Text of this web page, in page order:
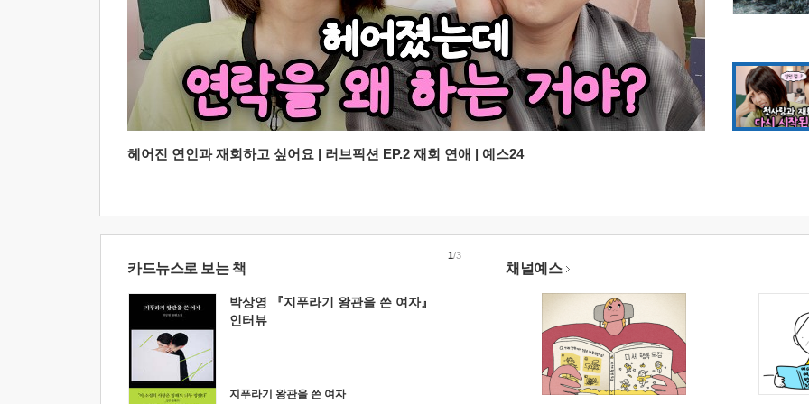
헤어진 연인과 재회하고 싶어요 | 러브픽션 EP.2 재회 연애 | 예스24
카드뉴스로 보는 책
박상영 『지푸라기 왕관을 쓴 여자』
인터뷰
지푸라기 왕관을 쓴 여자
1/3
채널예스